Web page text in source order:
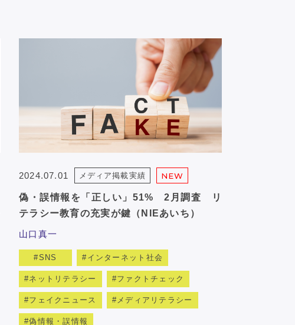
2024.07.01 メディア掲載実績 NEW
偽・誤情報を「正しい」51% 2月調査 リ
テラシー教育の充実が鍵（NIEあいち）
山口真一
SNS インターネット社会
ネットリテラシー ファクトチェック
フェイクニュース メディアリテラシー
偽情報・誤情報